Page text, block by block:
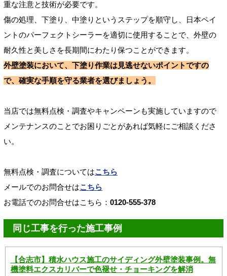
重な注意と技術が必要です。
傷の処理、下塗り、中塗りというステップを順守し、日本ペイ
ントのパーフェクトシーラーを適切に使用することで、外壁の
耐久性と美しさを長期間にわたり保つことができます。
外壁塗装において、下塗り作業は見逃せないポイントですの
で、確実な手順を守る業者を選びましょう。
当店では無料点検・調査やキャンペーンも実施していますので
メンテナンスのことでお困りごとがあれば気軽にご相談くださ
い。
無料点検・調査についてはこちら
メールでのお問合せはこちら
お電話でのお問合せはこちら： 0120-555-378
同じ工事を行った施工事例
【合志市】積水ハウス施工のサイディング外壁塗装事例。無
機塗料エクスカリバーで色褪せ・チョーキングを解消